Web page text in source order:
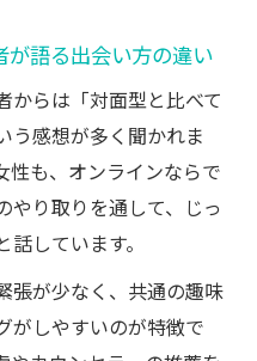
語る出会い方の違い
からは「対面型と比べて
う感想が多く聞かれま
性も、オンラインならで
やり取りを通して、じっ
しています。
張が少なく、共通の趣味
がしやすいのが特徴で